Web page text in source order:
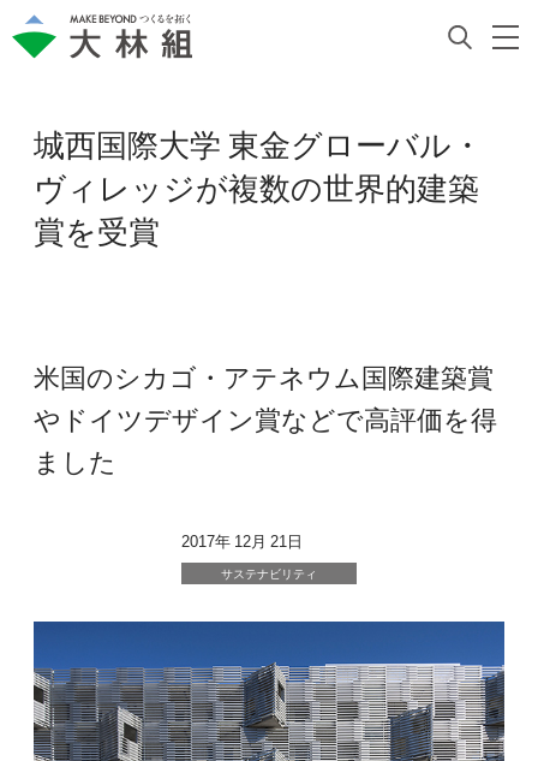
城西国際大学 東金グローバル・
ヴィレッジが複数の世界的建築
賞を受賞
米国のシカゴ・アテネウム国際建築賞
やドイツデザイン賞などで高評価を得
ました
2017年 12月 21日
サステナビリティ